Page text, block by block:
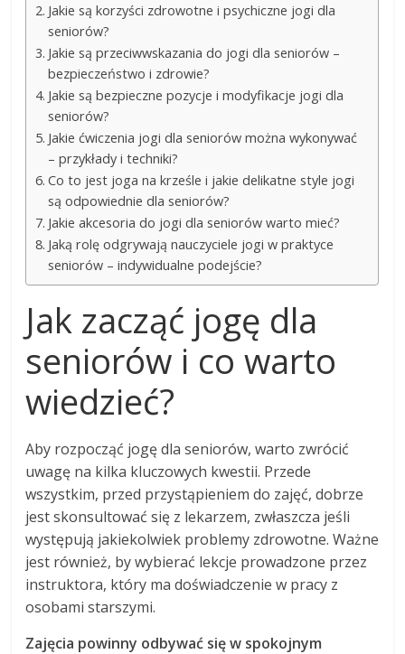
Jakie są korzyści zdrowotne i psychiczne jogi dla
seniorów?
Jakie są przeciwwskazania do jogi dla seniorów –
bezpieczeństwo i zdrowie?
Jakie są bezpieczne pozycje i modyfikacje jogi dla
seniorów?
Jakie ćwiczenia jogi dla seniorów można wykonywać
– przykłady i techniki?
Co to jest joga na krześle i jakie delikatne style jogi
są odpowiednie dla seniorów?
Jakie akcesoria do jogi dla seniorów warto mieć?
Jaką rolę odgrywają nauczyciele jogi w praktyce
seniorów – indywidualne podejście?
Jak zacząć jogę dla
seniorów i co warto
wiedzieć?
Aby rozpocząć jogę dla seniorów, warto zwrócić
uwagę na kilka kluczowych kwestii. Przede
wszystkim, przed przystąpieniem do zajęć, dobrze
jest skonsultować się z lekarzem, zwłaszcza jeśli
występują jakiekolwiek problemy zdrowotne. Ważne
jest również, by wybierać lekcje prowadzone przez
instruktora, który ma doświadczenie w pracy z
osobami starszymi.
Zajęcia powinny odbywać się w spokojnym